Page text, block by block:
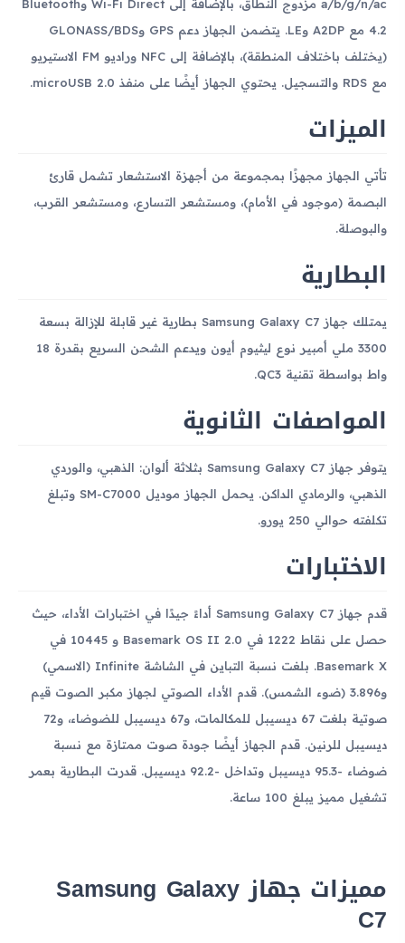
a/b/g/n/ac مزدوج النطاق، بالإضافة إلى Wi-Fi Direct وBluetooth
4.2 مع A2DP وLE. يتضمن الجهاز دعم GPS وGLONASS/BDS
(يختلف باختلاف المنطقة)، بالإضافة إلى NFC وراديو FM الاستيريو
مع RDS والتسجيل. يحتوي الجهاز أيضًا على منفذ microUSB 2.0.
الميزات
تأتي الجهاز مجهزًا بمجموعة من أجهزة الاستشعار تشمل قارئ
البصمة (موجود في الأمام)، ومستشعر التسارع، ومستشعر القرب،
والبوصلة.
البطارية
يمتلك جهاز Samsung Galaxy C7 بطارية غير قابلة للإزالة بسعة
3300 ملي أمبير نوع ليثيوم أيون ويدعم الشحن السريع بقدرة 18
واط بواسطة تقنية QC3.
المواصفات الثانوية
يتوفر جهاز Samsung Galaxy C7 بثلاثة ألوان: الذهبي، والوردي
الذهبي، والرمادي الداكن. يحمل الجهاز موديل SM-C7000 وتبلغ
تكلفته حوالي 250 يورو.
الاختبارات
قدم جهاز Samsung Galaxy C7 أداءً جيدًا في اختبارات الأداء، حيث
حصل على نقاط 1222 في Basemark OS II 2.0 و 10445 في
Basemark X. بلغت نسبة التباين في الشاشة Infinite (الاسمي)
و3.896 (ضوء الشمس). قدم الأداء الصوتي لجهاز مكبر الصوت قيم
صوتية بلغت 67 ديسيبل للمكالمات، و67 ديسيبل للضوضاء، و72
ديسيبل للرنين. قدم الجهاز أيضًا جودة صوت ممتازة مع نسبة
ضوضاء -95.3 ديسيبل وتداخل -92.2 ديسيبل. قدرت البطارية بعمر
تشغيل مميز يبلغ 100 ساعة.
مميزات جهاز Samsung Galaxy
C7